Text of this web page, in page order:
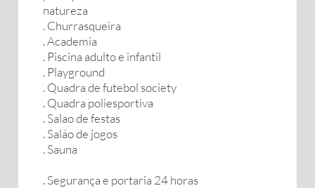
natureza
. Churrasqueira
. Academia
. Piscina adulto e infantil
. Playground
. Quadra de futebol society
. Quadra poliesportiva
. Salao de festas
. Salão de jogos
. Sauna
. Segurança e portaria 24 horas